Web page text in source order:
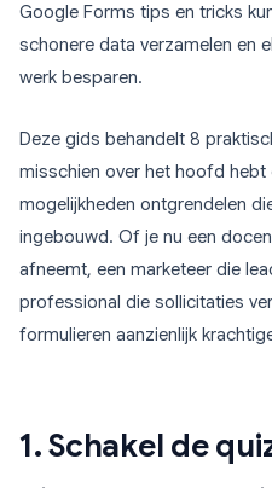
Google Forms tips en tricks
schonere data verzamelen en
werk besparen.
Deze gids behandelt 8
misschien over het hoofd
mogelijkheden ontgrendelen
ingebouwd. Of je nu een
afneemt, een marketeer die
professional die sollicitaties
formulieren aanzienlijk
1. Schakel de